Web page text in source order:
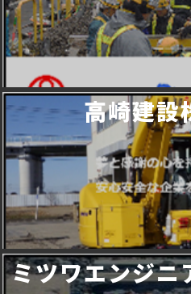
高崎建設
ミツワエンジニ